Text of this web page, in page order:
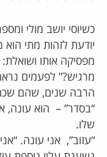
כשיוסי יושב מולי
יודעת לזהות מתי
מפסיקה אותו ושואלת:
מרגיש?” לפעמים
הרבה שנים, שהם
“בסדר” – הוא עונה,
שלו.
“עזוב”, אני עונה.